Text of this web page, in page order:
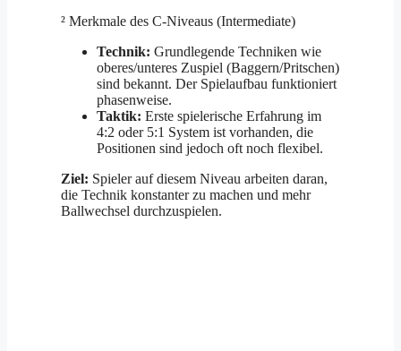
² Merkmale des C-Niveaus (Intermediate)
Technik: Grundlegende Techniken wie
oberes/unteres Zuspiel (Baggern/Pritschen)
sind bekannt. Der Spielaufbau funktioniert
phasenweise.
Taktik: Erste spielerische Erfahrung im
4:2 oder 5:1 System ist vorhanden, die
Positionen sind jedoch oft noch flexibel.
Ziel: Spieler auf diesem Niveau arbeiten daran,
die Technik konstanter zu machen und mehr
Ballwechsel durchzuspielen.